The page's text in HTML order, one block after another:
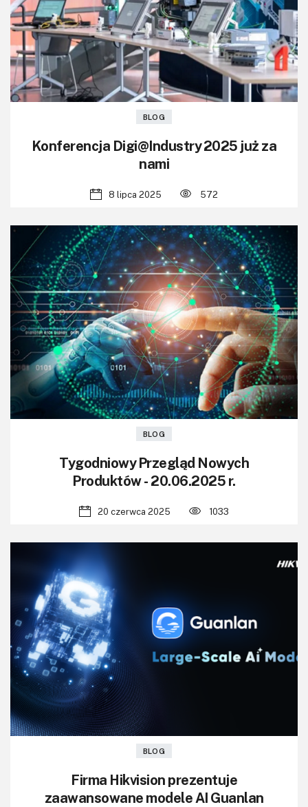
BLOG
Konferencja Digi@Industry 2025 już za
nami
8 lipca 2025 572
BLOG
Tygodniowy Przegląd Nowych
Produktów - 20.06.2025 r.
20 czerwca 2025 1033
BLOG
Firma Hikvision prezentuje
zaawansowane modele AI Guanlan